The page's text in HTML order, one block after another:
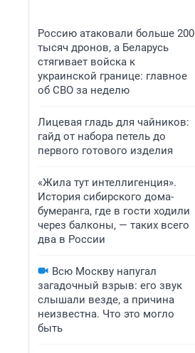
Россию атаковали больше 200
тысяч дронов, а Беларусь
стягивает войска к
украинской границе: главное
об СВО за неделю
Лицевая гладь для чайников:
гайд от набора петель до
первого готового изделия
«Жила тут интеллигенция».
История сибирского дома-
бумеранга, где в гости ходили
через балконы, — таких всего
два в России
Всю Москву напугал
загадочный взрыв: его звук
слышали везде, а причина
неизвестна. Что это могло
быть